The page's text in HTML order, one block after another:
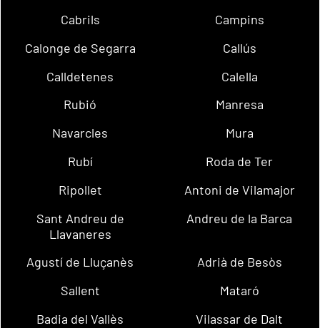
Cabrils
Campins
Calonge de Segarra
Callús
Calldetenes
Calella
Rubió
Manresa
Navarcles
Mura
Rubí
Roda de Ter
Ripollet
Antoni de Vilamajor
Sant Andreu de
Llavaneres
Andreu de la Barca
Agustí de Lluçanès
Adrià de Besòs
Sallent
Mataró
Badia del Vallès
Vilassar de Dalt